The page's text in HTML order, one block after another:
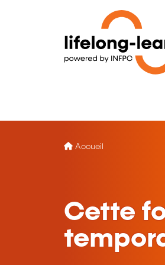
Accueil
Cette